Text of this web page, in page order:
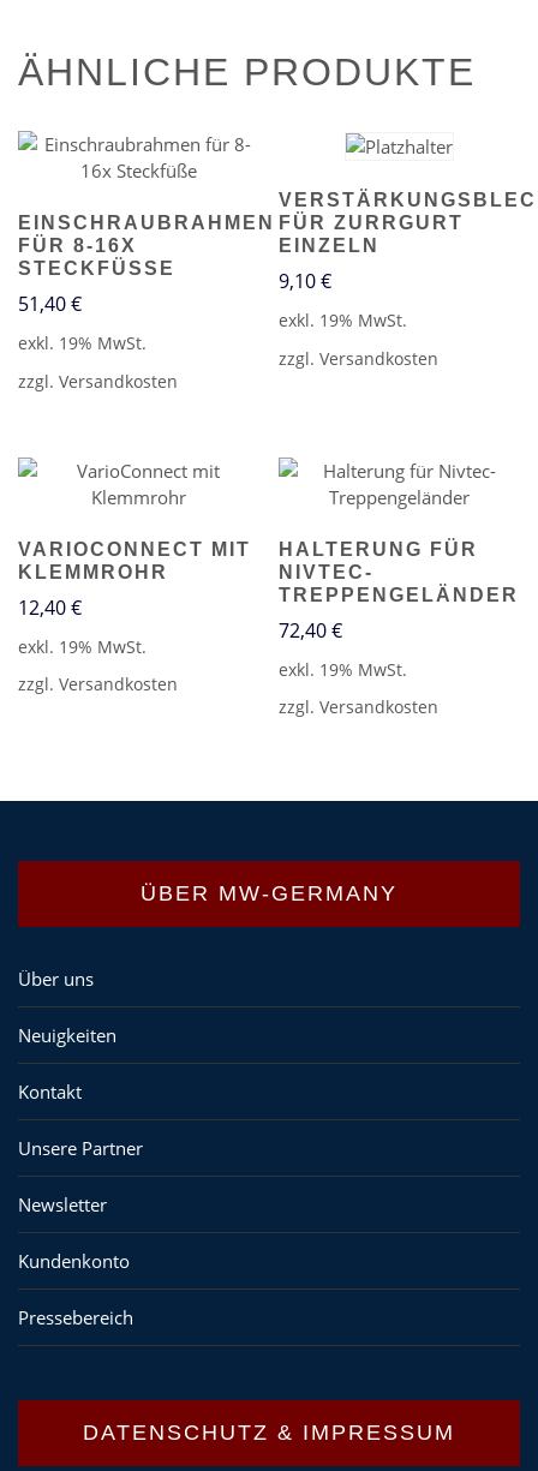
ÄHNLICHE PRODUKTE
EINSCHRAUBRAHMEN
FÜR 8-16X
STECKFÜSSE
51,40€
exkl. 19% MwSt.
zzgl. Versandkosten
FÜR ZURRGURT
EINZELN
9,10€
exkl. 19% MwSt.
zzgl.Versandkosten
VARIOCONNECT MIT
KLEMMROHR
12,40€
exkl. 19% MwSt.
zzgl. Versandkosten
HALTERUNG FÜR
NIVTEC-
TREPPENGELÄNDER
72,40€
exkl. 19% MwSt.
zzgl.Versandkosten
ÜBER MW-GERMANY
Über uns
Neuigkeiten
Kontakt
Unsere Partner
Newsletter
Kundenkonto
Pressebereich
DATENSCHUTZ & IMPRESSUM